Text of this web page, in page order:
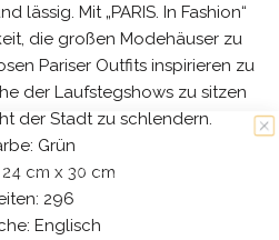
lässig. Mit „PARIS. In Fashion“
die großen Modehäuser zu
Pariser Outfits inspirieren zu
der Laufstegshows zu sitzen
der Stadt zu schlendern.
Grün
24 cm x 30 cm
296
Englisch